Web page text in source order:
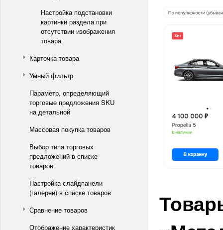
Настройка подстановки
картинки раздела при
отсутствии изображения
товара
Карточка товара
Умный фильтр
Параметр, определяющий
торговые предложения SKU
на детальной
Массовая покупка товаров
Выбор типа торговых
предложений в списке
товаров
Настройка слайдпанели
(галереи) в списке товаров
Сравнение товаров
Отображение характеристик